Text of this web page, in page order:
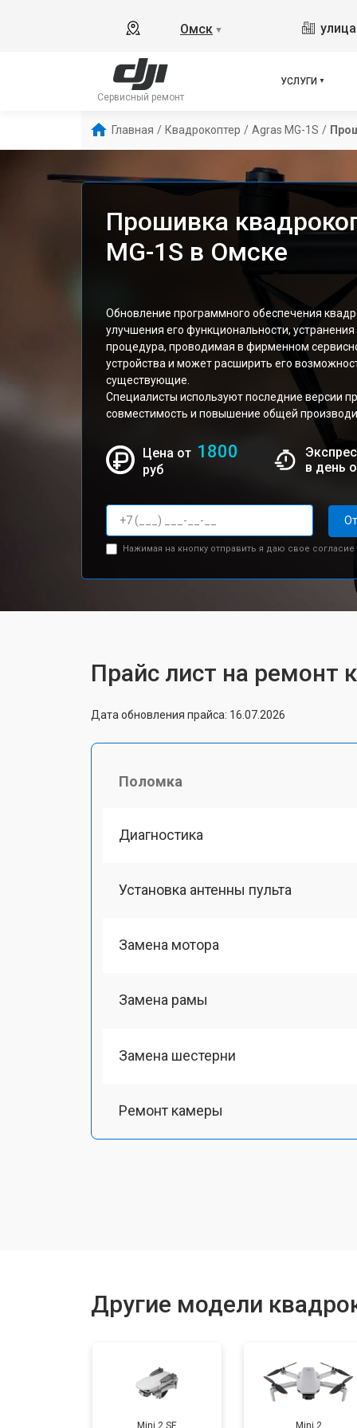
Омск ▼
Сервисный ремонт
УСЛУГИ
Главная / Квадрокоптер / Agras MG-1S /
Прошивка
MG-1S в Омске
Обновление программного обеспечения
улучшения его функциональности,
процедура, проводимая в фирменном
устройства и может расширить его
существующие.
Специалисты используют последние версии
совместимость и повышение общей
Цена от 1800
руб
в день
Нажимая на кнопку отправить я даю свое согласие
Прайс лист на ремонт
Дата обновления прайса: 16.07.2026
Поломка
Диагностика
Установка антенны пульта
Замена мотора
Замена рамы
Замена шестерни
Ремонт камеры
Замена GPS-модуля
Другие модели
Mini 2 SE Mini 2